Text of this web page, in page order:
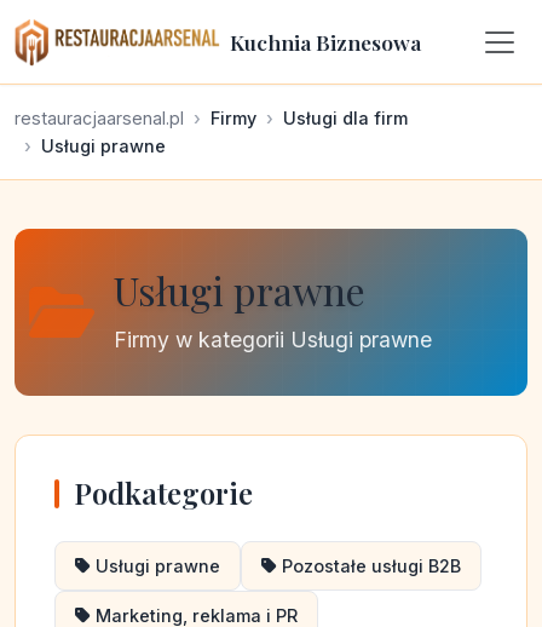
Kuchnia Biznesowa
restauracjaarsenal.pl Firmy
Usługi dla firm
Usługi prawne
Usługi prawne
Firmy w kategorii Usługi prawne
Podkategorie
Usługi prawne Pozostałe usługi B2B
Marketing, reklama i PR